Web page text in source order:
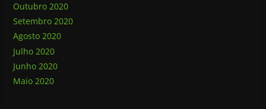
Outubro 2020
Setembro 2020
Agosto 2020
Julho 2020
Junho 2020
Maio 2020